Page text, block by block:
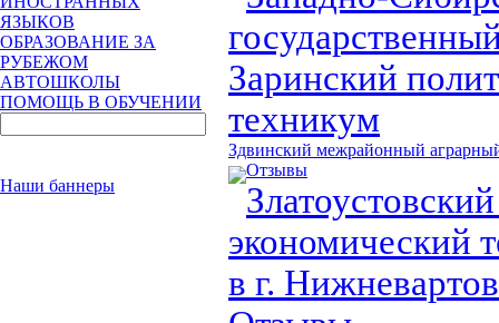
ЯЗЫКОВ
ОБРАЗОВАНИЕ ЗА
РУБЕЖОМ
АВТОШКОЛЫ
ПОМОЩЬ В ОБУЧЕНИИ
Наши баннеры
Заринский
техникум
Здвинский межрайонный
Отзывы
экономический
в г.